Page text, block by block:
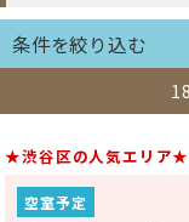
条件を絞り込む
18
★渋谷区の人気エリア★
空室予定